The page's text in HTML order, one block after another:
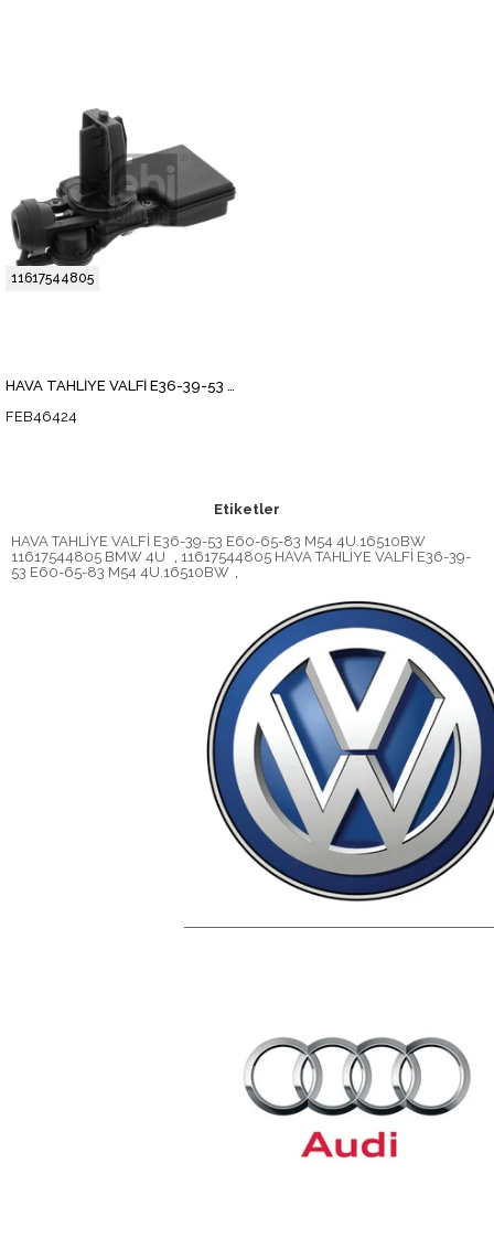
FEB46424
11617544805
Etiketler
HAVA TAHLİYE VALFİ E36-39-53 E60-65-83 M54 4U.16510BW
11617544805 BMW 4U
11617544805 HAVA TAHLİYE VALFİ E36-39-
53 E60-65-83 M54 4U.16510BW